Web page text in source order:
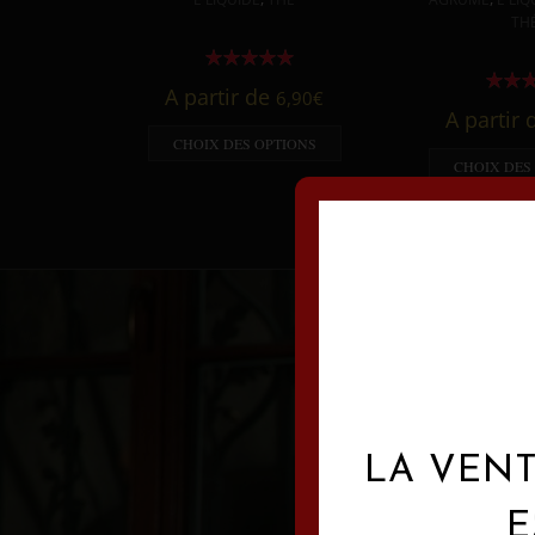
A partir de 6,90€
CHOIX DES OPTIONS
A partir
CHOIX DES
LA